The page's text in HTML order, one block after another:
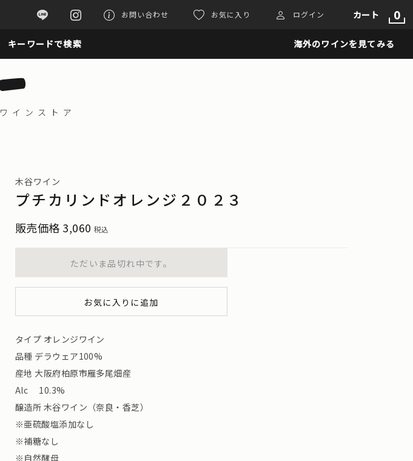
お問い合わせ お気に入り ログイン カート 0
キーワードで検索 海外のワインを見てみる
ワインストア
木谷ワイン
プチカリンドオレンジ２０２３
販売価格 3,060 税込
ただいま品切れ中です。
お気に入りに追加
タイプ オレンジワイン
品種 デラウェア100%
産地 大阪府柏原市雁多尾畑産
Alc 10.3%
醸造所 木谷ワイン（奈良・香芝）
※亜硫酸塩添加なし
※補糖なし
※自然酵母